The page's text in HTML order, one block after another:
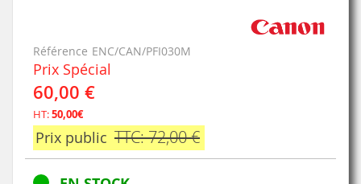
Référence ENC/CAN/PFI030M
Prix Spécial
60,00 €
HT:50,00€
Prix public TTC: 72,00 €
images
gallery